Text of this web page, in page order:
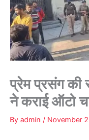
प्रेम प्रसंग की
ने कराई ऑटो
By admin / November